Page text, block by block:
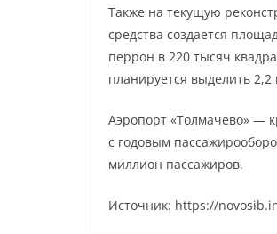
Также на текущую
средства создается
перрон в 220 тысяч
планируется выделить
Аэропорт «Толмачево» —
с годовым
миллион пассажиров.
Источник: https://